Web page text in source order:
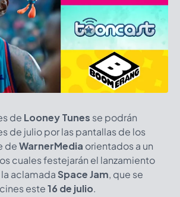
de Looney Tunes se podrán
de julio por las pantallas de los
deWarnerMedia orientados a un
cuales festejarán el lanzamiento
aclamada Space Jam, que se
este16 de julio.